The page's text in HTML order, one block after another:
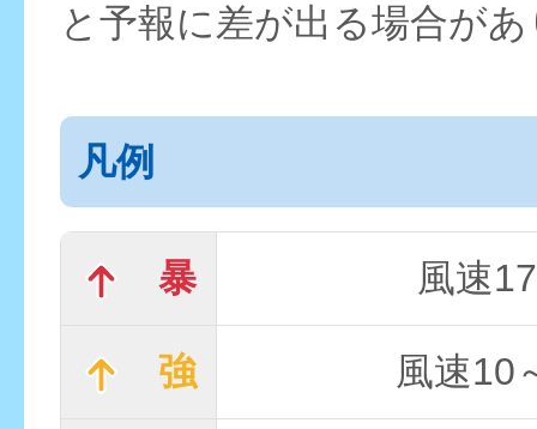
と予報に差が出る場合が
凡例
暴 風速
強 風速10